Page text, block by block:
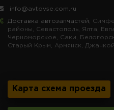
info@avtovse.com.ru
Доставка автозапчастей ,
районы, Севастополь, Ялта,
Черноморское, Саки,
Старый Крым, Армянск, Джанкой.
Карта схема проезда